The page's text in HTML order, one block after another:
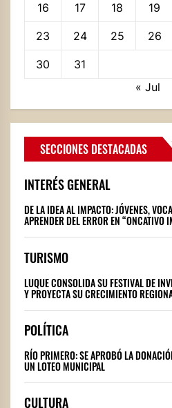
16 17 18 19
23 24 25 26
30
31
« Jul
SECCIONES DESTACADAS
INTERÉS GENERAL
DE LA IDEA AL IMPACTO: JÓVENES,
APRENDER DEL ERROR EN “ONCATIVO
TURISMO
LUQUE CONSOLIDA SU FESTIVAL DE
Y PROYECTA SU CRECIMIENTO
POLÍTICA
RÍO PRIMERO: SE APROBÓ LA
UN LOTEO MUNICIPAL
CULTURA